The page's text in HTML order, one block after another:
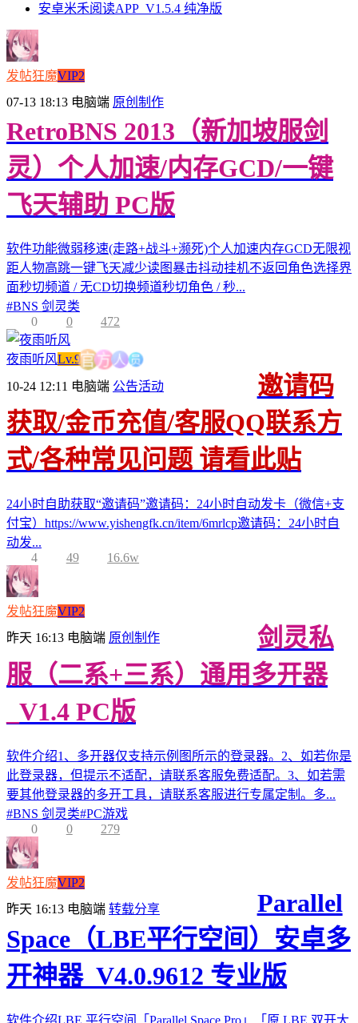
安卓米禾阅读APP_V1.5.4 纯净版
发帖狂魔VIP2
07-13 18:13 电脑端 原创制作
RetroBNS 2013（新加坡服剑
灵）个人加速/内存GCD/一键
飞天辅助 PC版
软件功能微弱移速(走路+战斗+濒死)个人加速内存GCD无限视
距人物高跳一键飞天减少读图暴击抖动挂机不返回角色选择界
面秒切频道 / 无CD切换频道秒切角色 / 秒...
#BNS 剑灵类
0
0 472
夜雨听风Lv.9官 方人员
10-24 12:11 电脑端 公告活动
邀请码
获取/金币充值/客服QQ联系方
式/各种常见问题 请看此贴
24小时自助获取“邀请码”邀请码：24小时自动发卡（微信+支
付宝）https://www.yishengfk.cn/item/6mrlcp邀请码：24小时自
动发...
4
49 16.6w
发帖狂魔VIP2
昨天 16:13 电脑端 原创制作
剑灵私
服（二系+三系）通用多开器
_V1.4 PC版
软件介绍1、多开器仅支持示例图所示的登录器。2、如若你是
此登录器，但提示不适配，请联系客服免费适配。3、如若需
要其他登录器的多开工具，请联系客服进行专属定制。多...
#BNS 剑灵类#PC游戏
0
0 279
发帖狂魔VIP2
昨天 16:13 电脑端 转载分享
Parallel
Space（LBE平行空间）安卓多
开神器_V4.0.9612 专业版
软件介绍LBE 平行空间「Parallel Space Pro」「原 LBE 双开大